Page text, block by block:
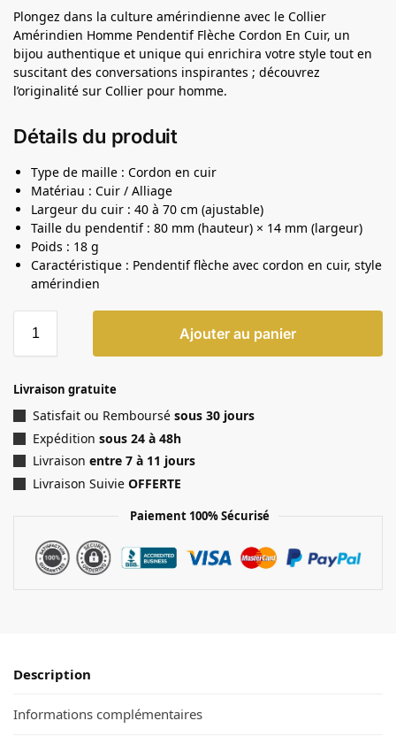
Plongez dans la culture amérindienne avec le Collier
Amérindien Homme Pendentif Flèche Cordon En Cuir, un
bijou authentique et unique qui enrichira votre style tout en
suscitant des conversations inspirantes ; découvrez
l’originalité sur Collier pour homme.
Détails du produit
Type de maille : Cordon en cuir
Matériau : Cuir / Alliage
Largeur du cuir : 40 à 70 cm (ajustable)
Taille du pendentif : 80 mm (hauteur) × 14 mm (largeur)
Poids : 18 g
Caractéristique : Pendentif flèche avec cordon en cuir, style
amérindien
Ajouter au panier
Livraison gratuite
Satisfait ou Remboursé sous 30 jours
Expédition sous 24 à 48h
Livraison entre 7 à 11 jours
Livraison Suivie OFFERTE
Paiement 100% Sécurisé
Description
Informations complémentaires